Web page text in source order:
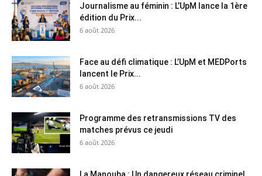
Journalisme au féminin : L’UpM lance la 1ère
édition du Prix...
6 août 2026
Face au défi climatique : L’UpM et MEDPorts
lancent le Prix...
6 août 2026
Programme des retransmissions TV des
matches prévus ce jeudi
6 août 2026